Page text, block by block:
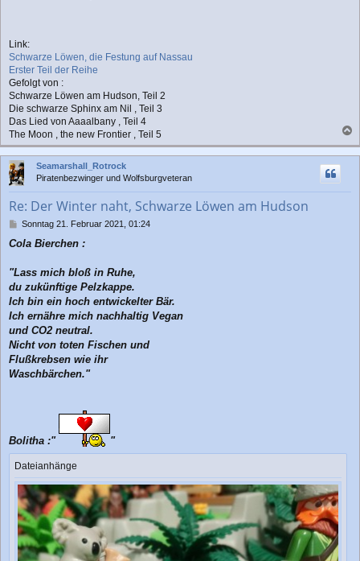
Link:
Schwarze Löwen, die Festung auf Nassau
Erster Teil der Reihe
Gefolgt von :
Schwarze Löwen am Hudson, Teil 2
Die schwarze Sphinx am Nil , Teil 3
Das Lied von Aaaalbany , Teil 4
The Moon , the new Frontier , Teil 5
a
c
Seamarshall_Rotrock
Piratenbezwinger und Wolfsburgveteran
Re: Der Winter naht, Schwarze Löwen am Hudson
B
i
r
a
g
Sonntag 21. Februar 2021, 01:24
Cola Bierchen :
"Lass mich bloß in Ruhe,
du zukünftige Pelzkappe.
Ich bin ein hoch entwickelter Bär.
Ich ernähre mich nachhaltig Vegan
und CO2 neutral.
Nicht von toten Fischen und
Flußkrebsen wie ihr
Waschbärchen."
Bolitha :" "
Dateianhänge